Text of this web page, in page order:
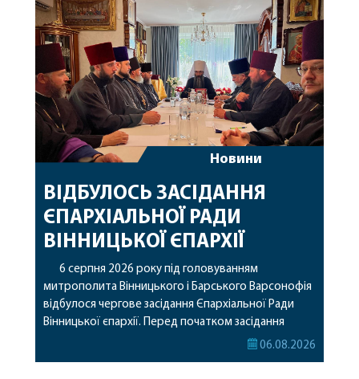
Новини
ВІДБУЛОСЬ ЗАСІДАННЯ
ЄПАРХІАЛЬНОЇ РАДИ
ВІННИЦЬКОЇ ЄПАРХІЇ
6 серпня 2026 року під головуванням
митрополита Вінницького і Барського Варсонофія
відбулося чергове засідання Єпархіальної Ради
Вінницької єпархії. Перед початком засідання
секретар Єпархіальної Ради від імені членів Ради
06.08.2026